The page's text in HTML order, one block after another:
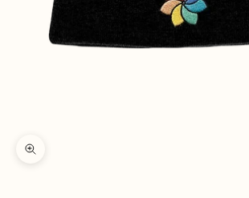
Zoomer sur l'image